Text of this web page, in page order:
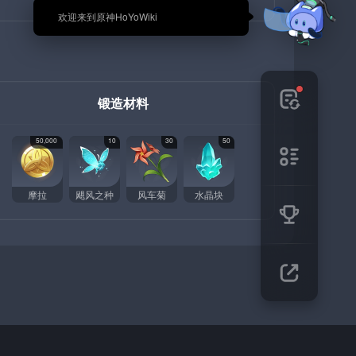
🎉 欢迎来到原神HoYoWiki
锻造材料
50,000
摩拉
10
飓风之种
30
风车菊
50
水晶块